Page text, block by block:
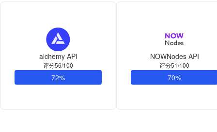
alchemy API
评分56/100
72%
NOWNodes API
评分51/100
70%